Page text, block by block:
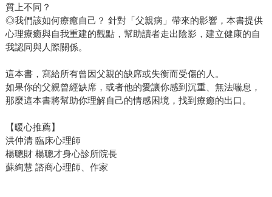
質上不同？
◎我們該如何療癒自己？ 針對「父親病」帶來的影響，本書提供
心理療癒與自我重建的觀點，幫助讀者走出陰影，建立健康的自
我認同與人際關係。
這本書，寫給所有曾因父親的缺席或失衡而受傷的人。
如果你的父親曾經缺席，或者他的愛讓你感到沉重、無法喘息，
那麼這本書將幫助你理解自己的情感困境，找到療癒的出口。
【暖心推薦】
洪仲清 臨床心理師
楊聰財 楊聰才身心診所院長
蘇絢慧 諮商心理師、作家